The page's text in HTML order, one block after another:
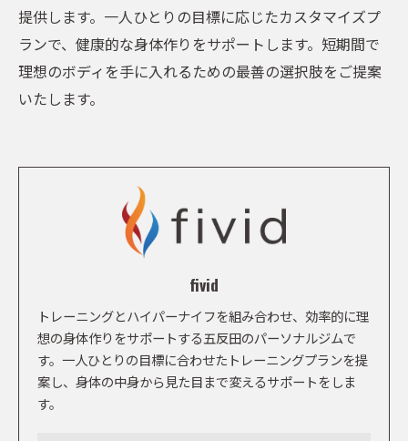
提供します。一人ひとりの目標に応じたカスタマイズプ
ランで、健康的な身体作りをサポートします。短期間で
理想のボディを手に入れるための最善の選択肢をご提案
いたします。
fivid
トレーニングとハイパーナイフを組み合わせ、効率的に理
想の身体作りをサポートする五反田のパーソナルジムで
す。一人ひとりの目標に合わせたトレーニングプランを提
案し、身体の中身から見た目まで変えるサポートをしま
す。